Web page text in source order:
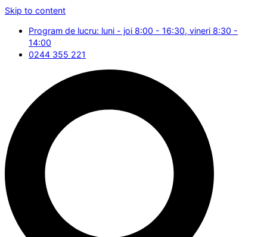
Skip to content
Program de lucru: luni - joi 8:00 - 16:30, vineri 8:30 -
14:00
0244 355 221